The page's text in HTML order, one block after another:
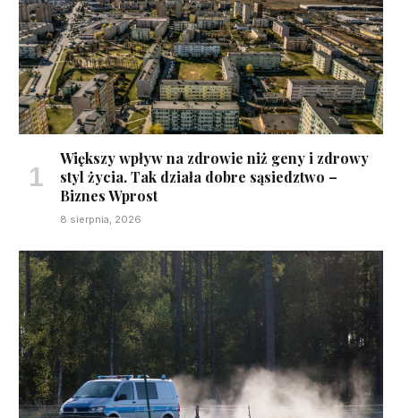
Większy wpływ na zdrowie niż geny i zdrowy
styl życia. Tak działa dobre sąsiedztwo –
Biznes Wprost
8 sierpnia, 2026